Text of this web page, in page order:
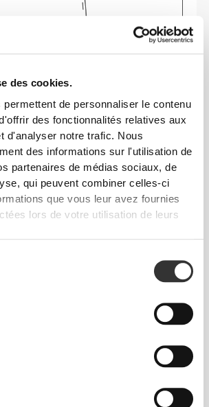
des cookies.
permettent de personnaliser le contenu
des fonctionnalités relatives aux
d'analyser notre trafic. Nous
des informations sur l'utilisation de
partenaires de médias sociaux, de
qui peuvent combiner celles-ci
que vous leur avez fournies
lors de votre utilisation de leurs
à chaque mouvement. Cette
souligne ta silhouette.
et confort au quotidien,